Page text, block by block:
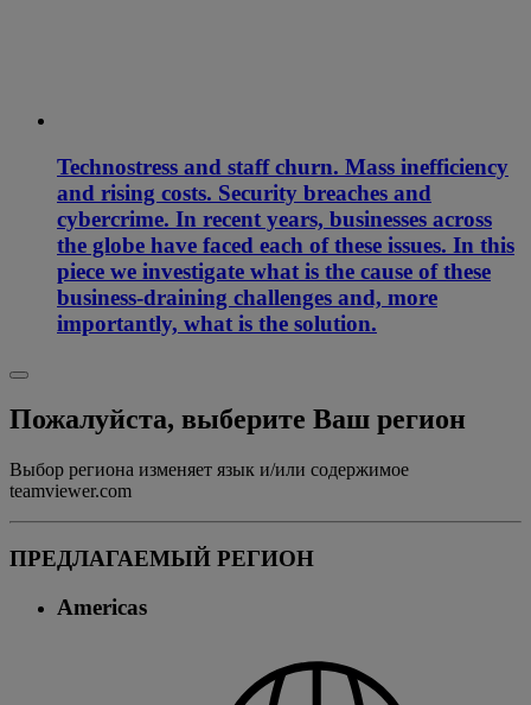
Technostress and staff churn. Mass inefficiency
and rising costs. Security breaches and
cybercrime. In recent years, businesses across
the globe have faced each of these issues. In this
piece we investigate what is the cause of these
business-draining challenges and, more
importantly, what is the solution.
Пожалуйста, выберите Ваш регион
Выбор региона изменяет язык и/или содержимое
teamviewer.com
ПРЕДЛАГАЕМЫЙ РЕГИОН
Americas